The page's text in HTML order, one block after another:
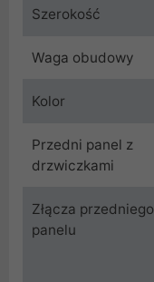
Szerokość
Waga obudowy
Kolor
Przedni panel z
drzwiczkami
Złącza przedniego
panelu